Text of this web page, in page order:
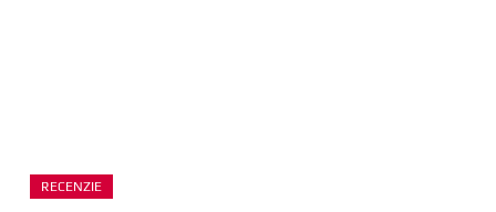
RECENZIE